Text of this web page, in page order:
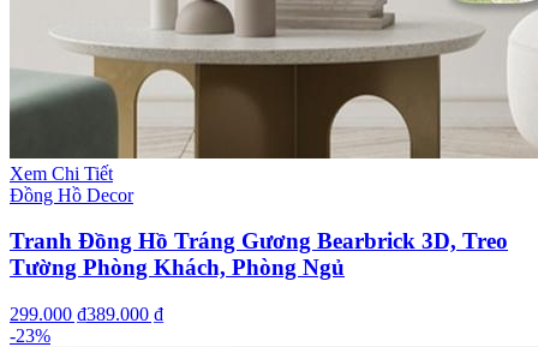
Xem Chi Tiết
Đồng Hồ Decor
Tranh Đồng Hồ Tráng Gương Bearbrick 3D, Treo
Tường Phòng Khách, Phòng Ngủ
299.000 ₫389.000 ₫
-23%